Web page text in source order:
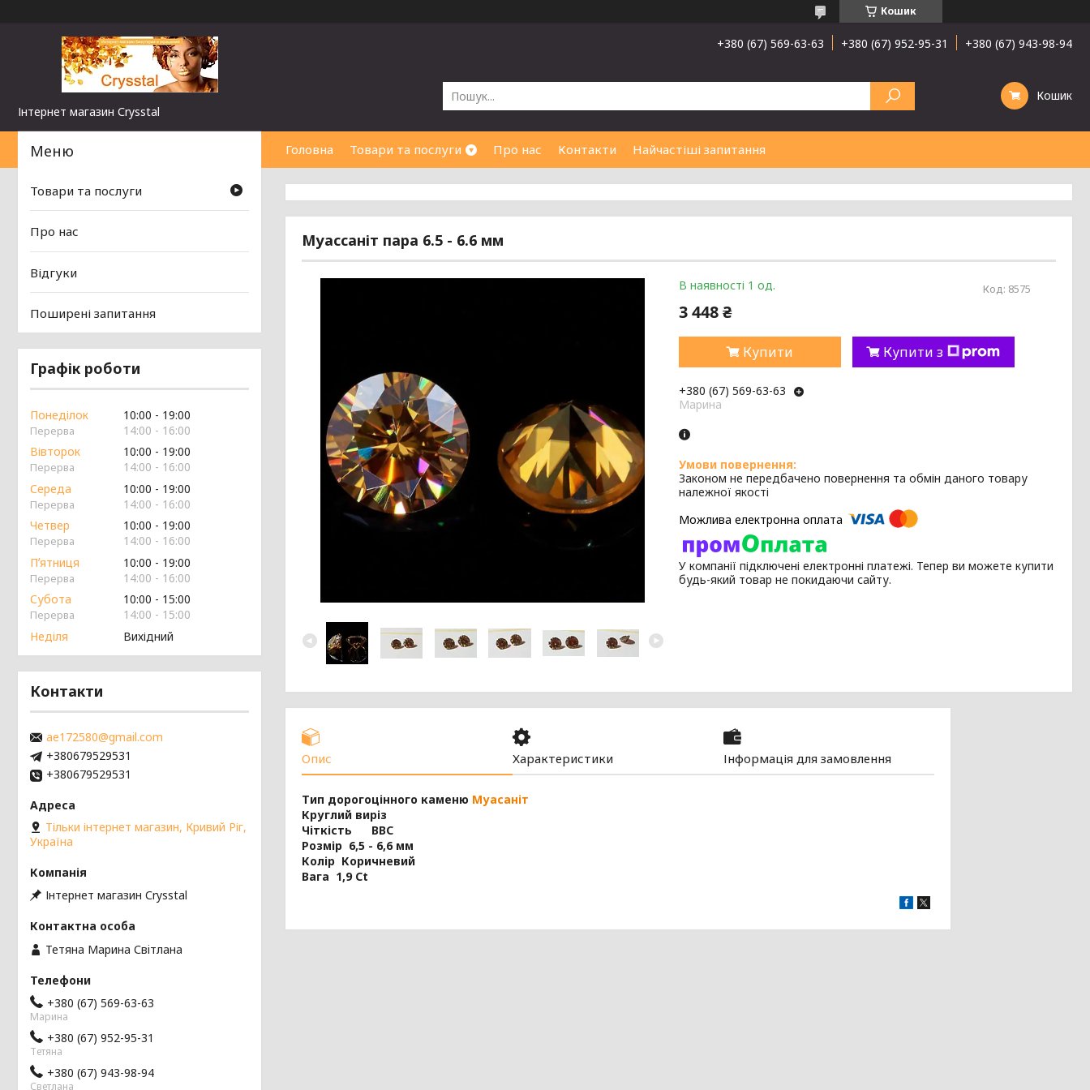
Кошик
Інтернет магазин Сrysstal
+380 (67) 569-63-63 +380 (67) 952-95-31 +380 (67) 943-98-94
Кошик
Головна Товари та послуги Про нас Контакти Найчастіші запитання
Муассаніт пара 6.5 - 6.6 мм
В наявності 1 од. Код: 8575
3 448 ₴
Купити Купити з
+380 (67) 569-63-63
Марина
Законом не передбачено повернення та обмін даного товару
належної якості
У компанії підключені електронні платежі. Тепер ви можете купити
будь-який товар не покидаючи сайту.
Опис Характеристики Інформація для замовлення
Тип дорогоцінного каменю Муасаніт
Круглий виріз
Чіткість ВВС
Розмір 6,5 - 6,6 мм
Колір Коричневий
Вага 1,9 Ct
Товари та послуги
Про нас
Відгуки
Поширені запитання
Графік роботи
Понеділок 10:00
19:00
14:00
16:00
Вівторок
10:00
19:00
14:00
16:00
Середа
10:00
19:00
14:00
16:00
Четвер
10:00
19:00
14:00
16:00
Пʼятниця
10:00
19:00
14:00
16:00
Субота
10:00
15:00
14:00
15:00
Неділя
Вихідний
Контакти
ae172580@gmail.com
+380679529531
+380679529531
Тільки інтернет магазин, Кривий Ріг,
Україна
Інтернет магазин Сrysstal
Тетяна Марина Свiтлана
+380 (67) 569-63-63
Марина
+380 (67) 952-95-31
Тетяна
+380 (67) 943-98-94
Светлана